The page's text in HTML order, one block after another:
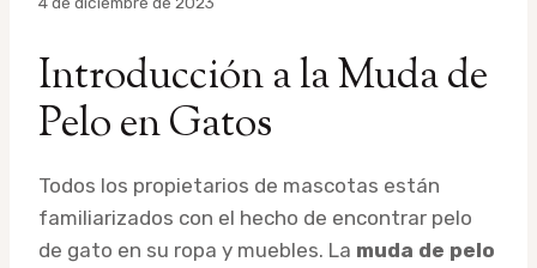
Introducción a la Muda de
Pelo en Gatos
Todos los propietarios de mascotas están
familiarizados con el hecho de encontrar pelo
de gato en su ropa y muebles. La muda de pelo